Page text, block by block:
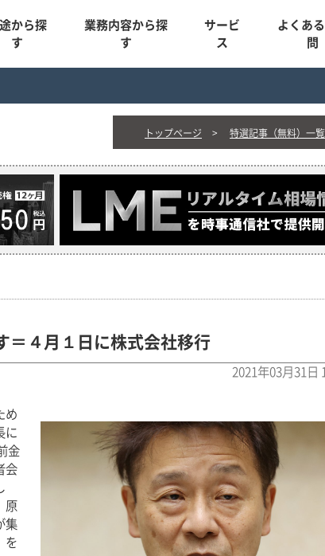
から探
す
業務内容から探
す
サービ
ス
よくあ
問
トップページ 特選記事（無料）一覧
＝４月１日に株式会社移行
2021年03月31日
め
に
金
会
原
集
を